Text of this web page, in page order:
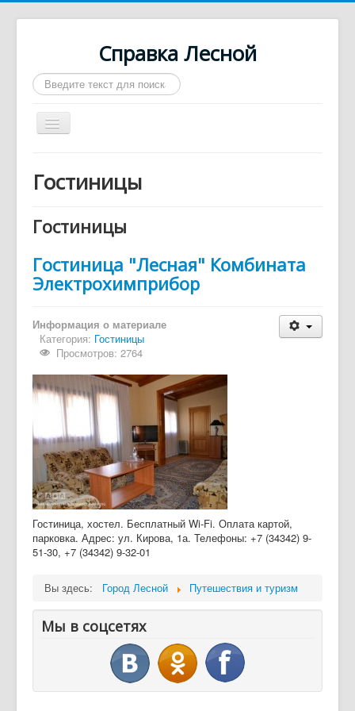
Справка Лесной
Искать...
Включить/
выключить
О нас
Афиша
Автобусы
Требуются
Дайджест СМИ
Объявления
Гостиницы
Гостиницы
Гостиница "Лесная" Комбината
Электрохимприбор
Информация о материале
Категория: Гостиницы
Просмотров: 2764
Гостиница, хостел. Бесплатный Wi-Fi. Оплата картой,
парковка. Адрес: ул. Кирова, 1а. Телефоны: +7 (34342) 9-
51-30, +7 (34342) 9-32-01
Вы здесь: Город Лесной Путешествия и туризм
Мы в соцсетях